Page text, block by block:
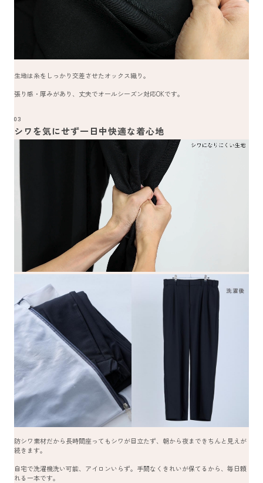
生地は糸をしっかり交差させたオックス織り。
張り感・厚みがあり、丈夫でオールシーズン対応OKです。
03
シワを気にせず一日中快適な着心地
防シワ素材だから長時間座ってもシワが目立たず、朝から夜まできちんと見えが
続きます。
自宅で洗濯機洗い可能、アイロンいらず。手間なくきれいが保てるから、毎日頼
れる一本です。